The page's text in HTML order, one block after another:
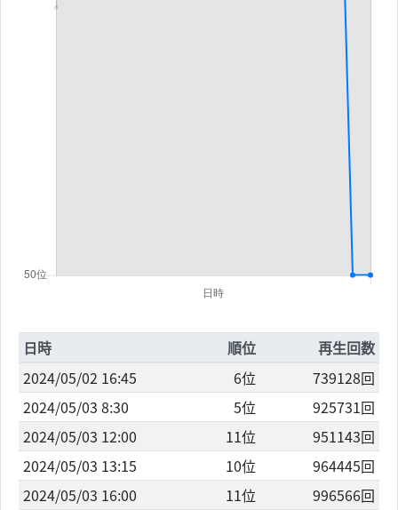
日時 順位
再生回数
2024/05/02 16:45
6位
739128回
2024/05/03 8:30
5位
925731回
2024/05/03 12:00
11位
951143回
2024/05/03 13:15
10位
964445回
2024/05/03 16:00
11位
996566回